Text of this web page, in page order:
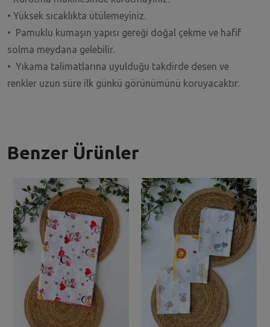
• Yüksek sıcaklıkta ütülemeyiniz.
• Pamuklu kumaşın yapısı gereği doğal çekme ve hafif
solma meydana gelebilir.
• Yıkama talimatlarına uyulduğu takdirde desen ve
renkler uzun süre ilk günkü görünümünü koruyacaktır.
Benzer Ürünler